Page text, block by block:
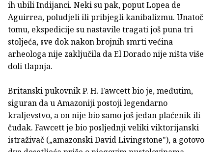
ih ubili Indijanci. Neki su pak, poput Lopea de
Aguirrea, poludjeli ili pribjegli kanibalizmu. Unatoč
tomu, ekspedicije su nastavile tragati još puna tri
stoljeća, sve dok nakon brojnih smrti većina
arheologa nije zaključila da El Dorado nije ništa više
doli tlapnja.
Britanski pukovnik P. H. Fawcett bio je, međutim,
siguran da u Amazoniji postoji legendarno
kraljevstvo, a on nije bio samo još jedan plaćenik ili
čudak. Fawcett je bio posljednji veliki viktorijanski
istraživač („amazonski David Livingstone"), a gotovo